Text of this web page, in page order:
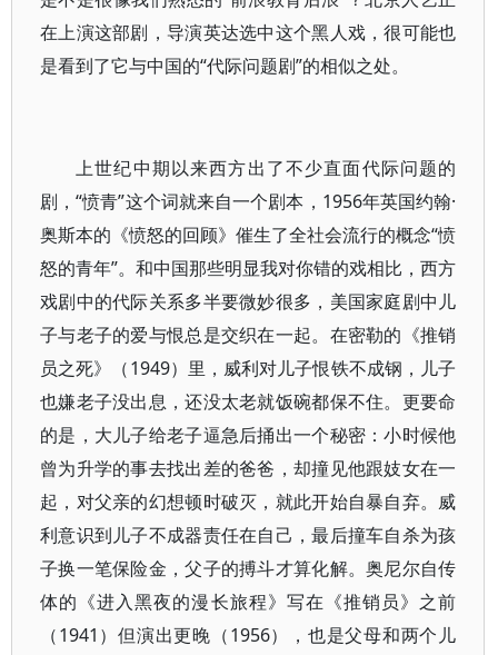
在上演这部剧，导演英达选中这个黑人戏，很可能也
是看到了它与中国的“代际问题剧”的相似之处。
上世纪中期以来西方出了不少直面代际问题的
剧，“愤青”这个词就来自一个剧本，1956年英国约翰·
奥斯本的《愤怒的回顾》催生了全社会流行的概念“愤
怒的青年”。和中国那些明显我对你错的戏相比，西方
戏剧中的代际关系多半要微妙很多，美国家庭剧中儿
子与老子的爱与恨总是交织在一起。在密勒的《推销
员之死》（1949）里，威利对儿子恨铁不成钢，儿子
也嫌老子没出息，还没太老就饭碗都保不住。更要命
的是，大儿子给老子逼急后捅出一个秘密：小时候他
曾为升学的事去找出差的爸爸，却撞见他跟妓女在一
起，对父亲的幻想顿时破灭，就此开始自暴自弃。威
利意识到儿子不成器责任在自己，最后撞车自杀为孩
子换一笔保险金，父子的搏斗才算化解。奥尼尔自传
体的《进入黑夜的漫长旅程》写在《推销员》之前
（1941）但演出更晚（1956），也是父母和两个儿